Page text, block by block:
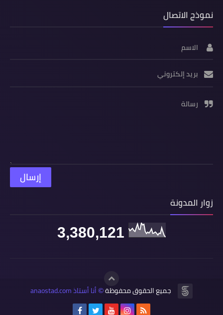
نموذج الاتصال
الاسم
بريد إلكتروني
رسالة
زوار المدونة
3,380,121
جميع الحقوق محفوظة© أنا أستاذ anaostad.com